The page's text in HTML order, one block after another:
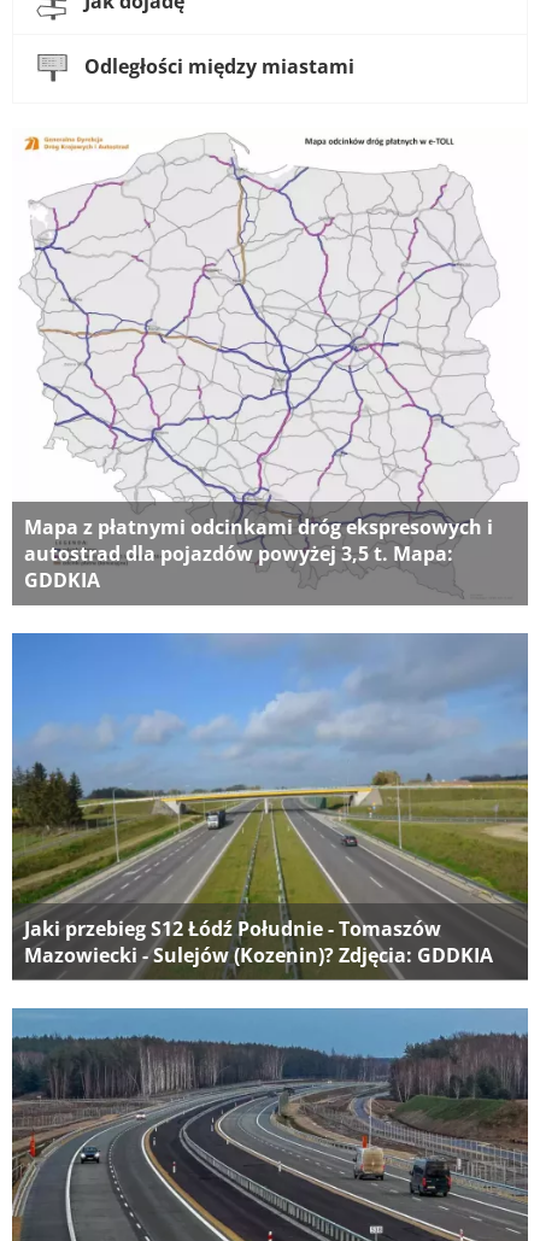
Odległości między miastami
Mapa z płatnymi odcinkami dróg ekspresowych i
autostrad dla pojazdów powyżej 3,5 t. Mapa:
GDDKIA
Jaki przebieg S12 Łódź Południe - Tomaszów
Mazowiecki - Sulejów (Kozenin)? Zdjęcia: GDDKIA